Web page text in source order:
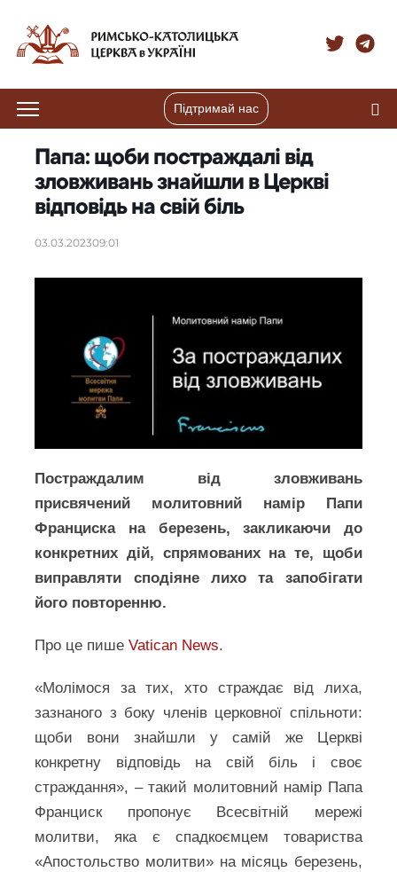
Підтримай нас
Папа: щоби постраждалі від
зловживань знайшли в Церкві
відповідь на свій біль
03.03.202309:01
Постраждалим від зловживань
присвячений молитовний намір Папи
Франциска на березень, закликаючи до
конкретних дій, спрямованих на те, щоби
виправляти сподіяне лихо та запобігати
його повторенню.
Про це пишеVatican News.
«Молімося за тих, хто страждає від лиха,
зазнаного з боку членів церковної спільноти:
щоби вони знайшли у самій же Церкві
конкретну відповідь на свій біль і своє
страждання», – такий молитовний намір Папа
Франциск пропонує Всесвітній мережі
молитви, яка є спадкоємцем товариства
«Апостольство молитви» на місяць березень,